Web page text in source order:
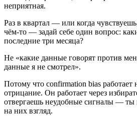
неприятная.
Раз в квартал — или когда
чём-то — задай себе один вопрос:
последние три месяца?
Не «какие данные говорят против
данные я не смотрел».
Потому что confirmation bias работает
отрицание. Он работает через
отвергаешь неудобные сигналы — ты
на них взгляд.